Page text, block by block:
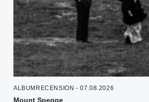
ALBUMRECENSION - 07.08.2026
Mount Spegge